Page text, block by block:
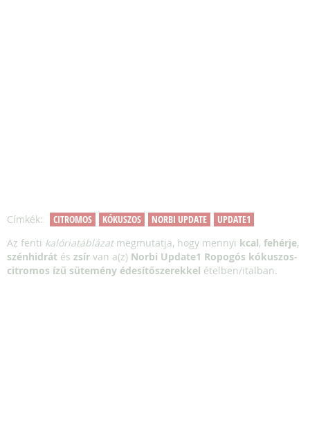
Címkék: CITROMOS KÓKUSZOS NORBI UPDATE
UPDATE1
Az fenti kalóriatáblázatmegmutatja, hogy mennyi kcal, fehérje,
szénhidrát és zsír van a(z) Norbi Update1 Ropogós kókuszos-
citromos ízű sütemény édesítőszerekkel ételben/italban.